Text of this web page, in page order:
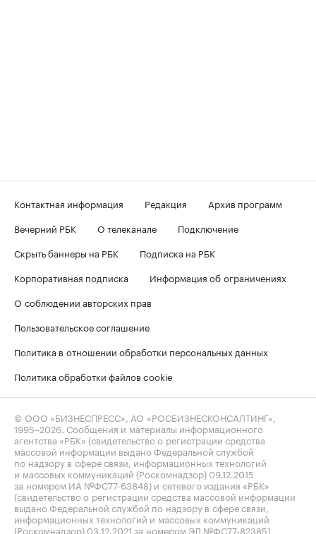
Контактная информация Редакция
Архив программ
Вечерний РБК
О телеканале
Подключение
Скрыть баннеры на РБК
Подписка на РБК
Корпоративная подписка
Информация об ограничениях
О соблюдении авторских прав
Пользовательское соглашение
Политика в отношении обработки персональных данных
Политика обработки файлов cookie
© ООО «БИЗНЕСПРЕСС», АО «РОСБИЗНЕСКОНСАЛТИНГ»,
1995–2026 . Сообщения и материалы информационного
агентства «РБК» (свидетельство о регистрации средства
массовой информации выдано Федеральной службой
по надзору в сфере связи, информационных технологий
и массовых коммуникаций (Роскомнадзор) 09.12.2015
за номером ИА №ФС77-63848) и сетевого издания «РБК»
(свидетельство о регистрации средства массовой информации
выдано Федеральной службой по надзору в сфере связи,
информационных технологий и массовых коммуникаций
(Роскомнадзор) 03.12.2021 за номером ЭЛ №ФС77-82385)